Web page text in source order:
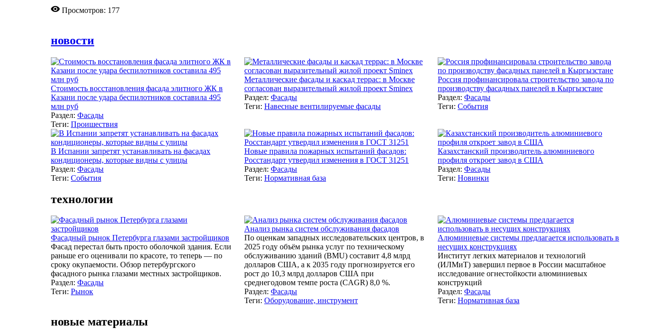
Просмотров: 177
новости
Стоимость восстановления фасада элитного ЖК в
Казани после удара беспилотников составила 495
млн руб
Раздел: Фасады
Теги: Проишествия
Металлические фасады и каскад террас: в Москве
согласован выразительный жилой проект Sminex
Раздел: Фасады
Теги: Навесные вентилируемые фасады
Россия профинансировала строительство завода по
производству фасадных панелей в Кыргызстане
Раздел: Фасады
Теги: События
В Испании запретят устанавливать на фасадах
кондиционеры, которые видны с улицы
Раздел: Фасады
Теги: События
Новые правила пожарных испытаний фасадов:
Росстандарт утвердил изменения в ГОСТ 31251
Раздел: Фасады
Теги: Нормативная база
Казахстанский производитель алюминиевого
профиля откроет завод в США
Раздел: Фасады
Теги: Новинки
технологии
Фасадный рынок Петербурга глазами застройщиков
Фасад перестал быть просто оболочкой здания. Если
раньше его оценивали по красоте, то теперь — по
сроку окупаемости. Обзор петербургского
фасадного рынка глазами местных застройщиков.
Раздел: Фасады
Теги: Рынок
Анализ рынка систем обслуживания фасадов
По оценкам западных исследовательских центров, в
2025 году объём рынка услуг по техническому
обслуживанию зданий (BMU) составит 4,8 млрд
долларов США, а к 2035 году прогнозируется его
рост до 10,3 млрд долларов США при
среднегодовом темпе роста (CAGR) 8,0 %.
Раздел: Фасады
Теги: Оборудование, инструмент
Алюминиевые системы предлагается использовать в
несущих конструкциях
Институт легких материалов и технологий
(ИЛМиТ) завершил первое в России масштабное
исследование огнестойкости алюминиевых
конструкций
Раздел: Фасады
Теги: Нормативная база
новые материалы